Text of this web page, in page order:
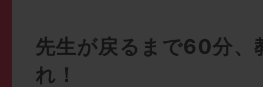
先生が戻るまで60分、
れ！